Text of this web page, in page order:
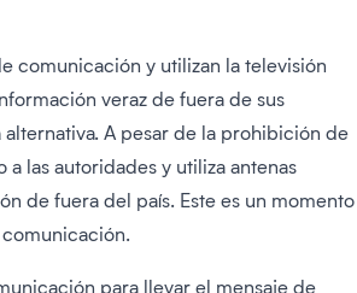
comunicación y utilizan la televisión
veraz de fuera de sus
A pesar de la prohibición de
las autoridades y utiliza antenas
de fuera del país. Este es un momento
para llevar el mensaje de